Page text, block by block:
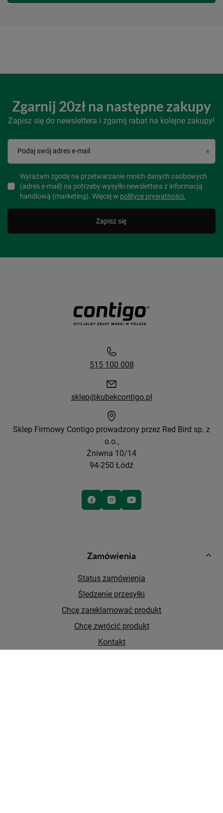
Zgarnij 20zł na następne zakupy
Zapisz się do newslettera i zgarnij rabat na kolejne zakupy!
Podaj swój adres e-mail
Wyrażam zgodę na przetwarzanie moich danych osobowych
(adres e-mail) na potrzeby wysyłki newslettera z informacją
handlową (marketing). Więcej w polityce prywatności.
Zapisz się
Zamówienia
Status zamówienia
Śledzenie przesyłki
Chcę zareklamować produkt
Chcę zwrócić produkt
Kontakt
515 100 008
sklep@kubekcontigo.pl
Sklep Firmowy Contigo prowadzony przez Red Bird sp. z
o.o.,
Żniwna 10/14
94-250 Łódź